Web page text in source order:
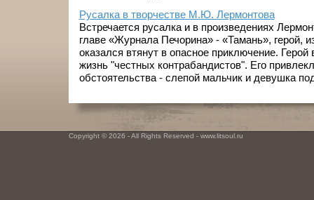
Русалка в творчестве М.Ю. Лермонтова
Встречается русалка и в произведениях
главе «Журнала Печорина» - «Тамань», герой,
оказался втянут в опасное приключение.
жизнь "честных контрабандистов". Его
обстоятельства - слепой мальчик и девушка
Copyright © 2026 - All Rights Reserved - www.litsoul.ru